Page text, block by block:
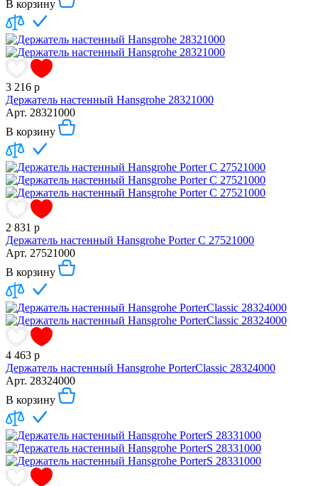
В корзину
3 216 р
Держатель настенный Hansgrohe 28321000
Арт. 28321000
В корзину
2 831 р
Держатель настенный Hansgrohe Porter С 27521000
Арт. 27521000
В корзину
4 463 р
Держатель настенный Hansgrohe PorterClassic 28324000
Арт. 28324000
В корзину